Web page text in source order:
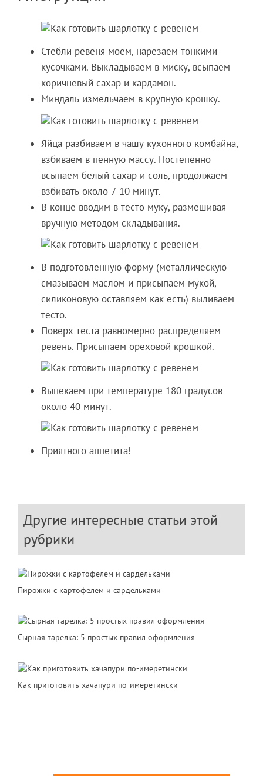
Стебли ревеня моем, нарезаем тонкими
кусочками. Выкладываем в миску, всыпаем
коричневый сахар и кардамон.
Миндаль измельчаем в крупную крошку.
Яйца разбиваем в чашу кухонного комбайна,
взбиваем в пенную массу. Постепенно
всыпаем белый сахар и соль, продолжаем
взбивать около 7-10 минут.
В конце вводим в тесто муку, размешивая
вручную методом складывания.
В подготовленную форму (металлическую
смазываем маслом и присыпаем мукой,
силиконовую оставляем как есть) выливаем
тесто.
Поверх теста равномерно распределяем
ревень. Присыпаем ореховой крошкой.
Выпекаем при температуре 180 градусов
около 40 минут.
Приятного аппетита!
Другие интересные статьи этой
рубрики
Пирожки с картофелем и сардельками
Сырная тарелка: 5 простых правил оформления
Как приготовить хачапури по-имеретински